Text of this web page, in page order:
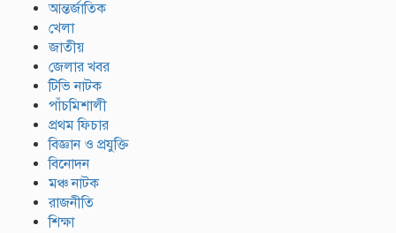
আন্তর্জাতিক
খেলা
জাতীয়
জেলার খবর
টিভি নাটক
পাঁচমিশালী
প্রথম ফিচার
বিজ্ঞান ও প্রযুক্তি
বিনোদন
মঞ্চ নাটক
রাজনীতি
শিক্ষা